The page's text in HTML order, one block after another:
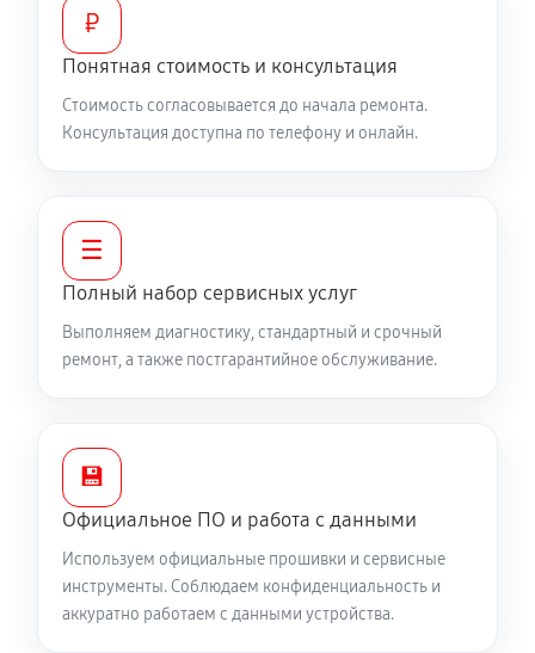
₽
Понятная стоимость и консультация
Стоимость согласовывается до начала ремонта.
Консультация доступна по телефону и онлайн.
☰
Полный набор сервисных услуг
Выполняем диагностику, стандартный и срочный
ремонт, а также постгарантийное обслуживание.
💾
Официальное ПО и работа с данными
Используем официальные прошивки и сервисные
инструменты. Соблюдаем конфиденциальность и
аккуратно работаем с данными устройства.